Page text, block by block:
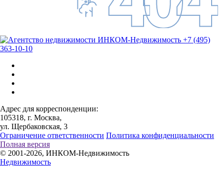
+7 (495)
363-10-10
Адрес для корреспонденции:
105318, г. Москва,
ул. Щербаковская, 3
Ограничение ответственности Политика конфиденциальности
Полная версия
© 2001-2026, ИНКОМ-Недвижимость
Недвижимость